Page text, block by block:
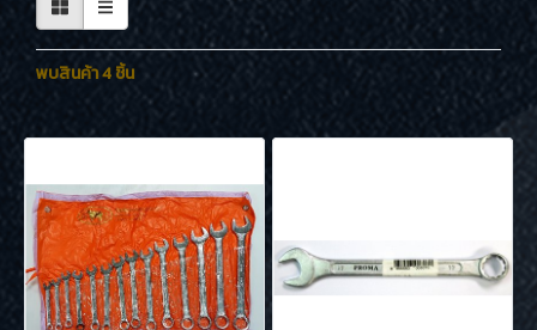
พบสินค้า 4 ชิ้น